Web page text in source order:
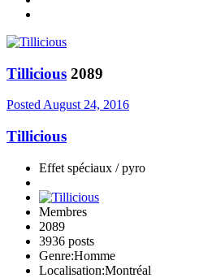
Tillicious 2089
PostedAugust 24, 2016
Tillicious
Effet spéciaux / pyro
Membres
2089
3936 posts
Genre:Homme
Localisation:Montréal